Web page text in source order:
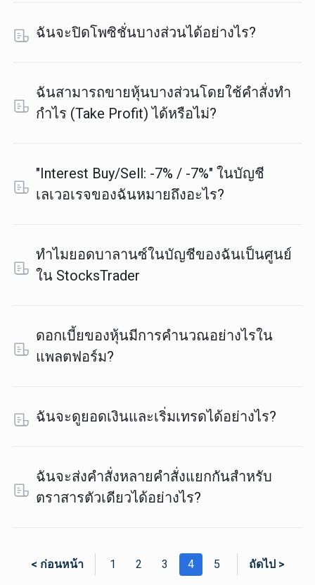
ฉันจะปิดโพซิชั่นบางส่วนได้อย่างไร?
ฉันสามารถขายหุ้นบางส่วนโดยใช้คำสั่งทำ
กำไร (Take Profit) ได้หรือไม่?
"Interest Buy/Sell: -7% / -7%" ในบัญชี
เลเวอเรจของฉันหมายถึงอะไร?
ทำไมยอดบาลานซ์ในบัญชีของฉันเป็นศูนย์
ใน StocksTrader
ดอกเบี้ยของหุ้นมีการคำนวณอย่างไรใน
แพลตฟอร์ม?
ฉันจะดูยอดเงินและเริ่มเทรดได้อย่างไร?
ฉันจะส่งคำสั่งหลายคำสั่งแยกกันสำหรับ
ตราสารตัวเดียวได้อย่างไร?
< ก่อนหน้า 1 2 3 4 5 ถัดไป >